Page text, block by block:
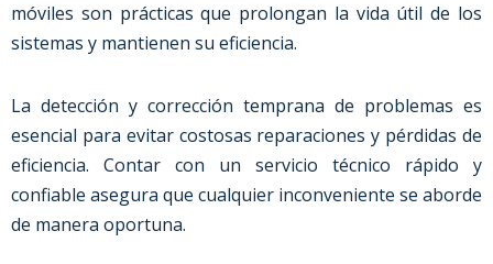
móviles son prácticas que prolongan la vida útil de los
sistemas y mantienen su eficiencia.
La detección y corrección temprana de problemas es
esencial para evitar costosas reparaciones y pérdidas de
eficiencia. Contar con un servicio técnico rápido y
confiable asegura que cualquier inconveniente se aborde
de manera oportuna.